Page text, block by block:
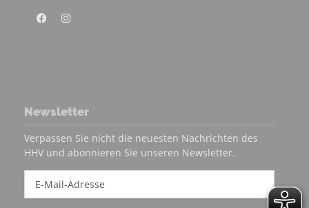
Newsletter
Verpassen Sie nicht die neuesten Nachrichten des
HHV und abonnieren Sie unseren Newsletter.